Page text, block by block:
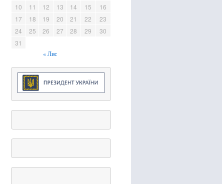
10
11 12 13 14 15
16
17
18 19 20 21 22
23
24
25 26 27 28 29
30
31
« Лис